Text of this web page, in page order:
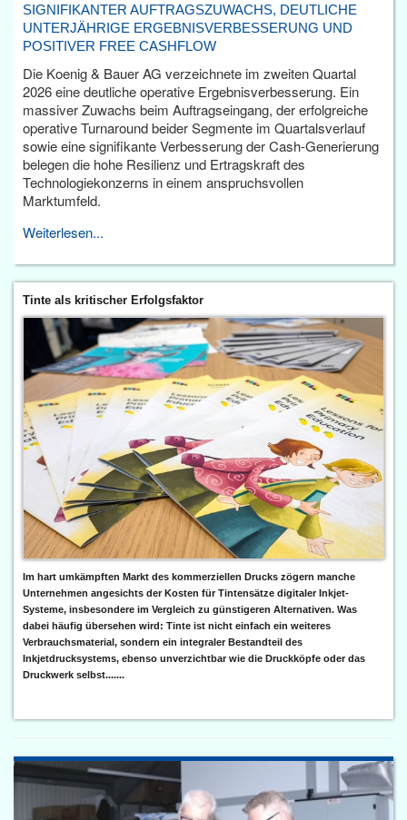
SIGNIFIKANTER AUFTRAGSZUWACHS, DEUTLICHE
UNTERJÄHRIGE ERGEBNISVERBESSERUNG UND
POSITIVER FREE CASHFLOW
Die Koenig & Bauer AG verzeichnete im zweiten Quartal
2026 eine deutliche operative Ergebnisverbesserung. Ein
massiver Zuwachs beim Auftragseingang, der erfolgreiche
operative Turnaround beider Segmente im Quartalsverlauf
sowie eine signifikante Verbesserung der Cash-Generierung
belegen die hohe Resilienz und Ertragskraft des
Technologiekonzerns in einem anspruchsvollen
Marktumfeld.
Weiterlesen...
Tinte als kritischer Erfolgsfaktor
Im hart umkämpften Markt des kommerziellen Drucks zögern manche
Unternehmen angesichts der Kosten für Tintensätze digitaler Inkjet-
Systeme, insbesondere im Vergleich zu günstigeren Alternativen. Was
dabei häufig übersehen wird: Tinte ist nicht einfach ein weiteres
Verbrauchsmaterial, sondern ein integraler Bestandteil des
Inkjetdrucksystems, ebenso unverzichtbar wie die Druckköpfe oder das
Druckwerk selbst.......